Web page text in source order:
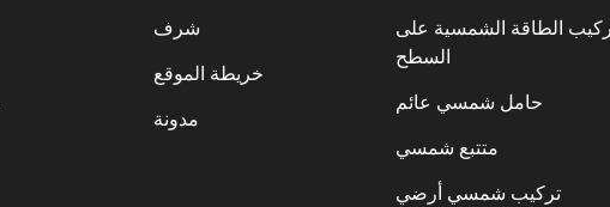
شرف
خريطة الموقع
مدونة
الطاقة الشمسية على
السطح
حامل شمسي عائم
متتبع شمسي
تركيب شمسي أرضي